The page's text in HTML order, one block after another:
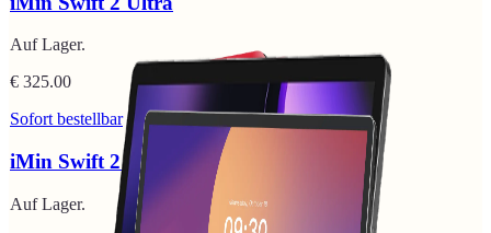
Auf Lager.
€ 325.00
Sofort bestellbar
iMin Swift 2 Pro
Auf Lager.